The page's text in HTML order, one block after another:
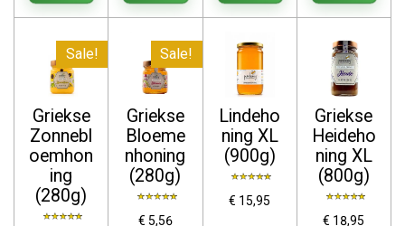
Sale!
Griekse
Zonnebl
oemhon
ing
(280g)
Sale!
Griekse
Bloeme
nhoning
(280g)
€ 5,56
Lindeho
ning XL
(900g)
€ 15,95
Griekse
Heideho
ning XL
(800g)
€ 18,95